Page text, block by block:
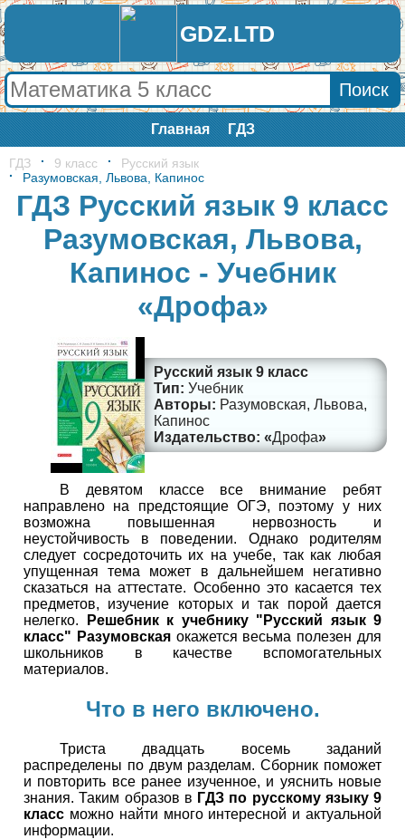
GDZ.LTD
Главная ГДЗ
ГДЗ 9 класс
Русский язык
Разумовская, Львова, Капинос
ГДЗ Русский язык 9 класс
Разумовская, Львова,
Капинос - Учебник
«Дрофа»
Русский язык 9 класс
Учебник
Разумовская, Львова,
Капинос
Дрофа
В девятом классе все внимание ребят
направлено на предстоящие ОГЭ, поэтому у них
возможна повышенная нервозность и
неустойчивость в поведении. Однако родителям
следует сосредоточить их на учебе, так как любая
упущенная тема может в дальнейшем негативно
сказаться на аттестате. Особенно это касается тех
предметов, изучение которых и так порой дается
нелегко.
Решебник к учебнику "Русский язык 9
класс" Разумовскаяокажется весьма полезен для
школьников в качестве вспомогательных
материалов.
Что в него включено.
Триста двадцать восемь заданий
распределены по двум разделам. Сборник поможет
и повторить все ранее изученное, и уяснить новые
знания. Таким образов в ГДЗ по русскому языку 9
класс можно найти много интересной и актуальной
информации.